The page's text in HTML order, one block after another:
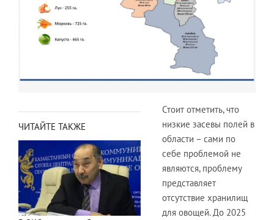
ЧИТАЙТЕ ТАКЖЕ
Стоит отметить, что
низкие засевы полей в
области – сами по
себе проблемой не
являются, проблему
представляет
отсутствие хранилищ
для овощей. До 2025